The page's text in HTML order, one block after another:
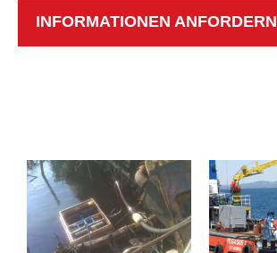
INFORMATIONEN ANFORDERN